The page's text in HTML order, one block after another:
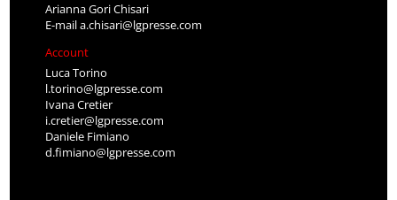
Arianna Gori Chisari
E-maila.chisari@lgpresse.com
Account
Luca Torino
l.torino@lgpresse.com
Ivana Cretier
i.cretier@lgpresse.com
Daniele Fimiano
d.fimiano@lgpresse.com